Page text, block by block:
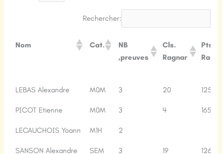
Rechercher:
Nom Cat.
NB
‚preuves
Cls.
Ragnar
Pts.
Nom Cat.
NB
Cls.
Pts.
LEBAS Alexandre M0M 3 20 125
PICOT Etienne M0M 3 4 165
LECAUCHOIS Yoann M1H 2
SANSON Alexandre SEM 3 19 126